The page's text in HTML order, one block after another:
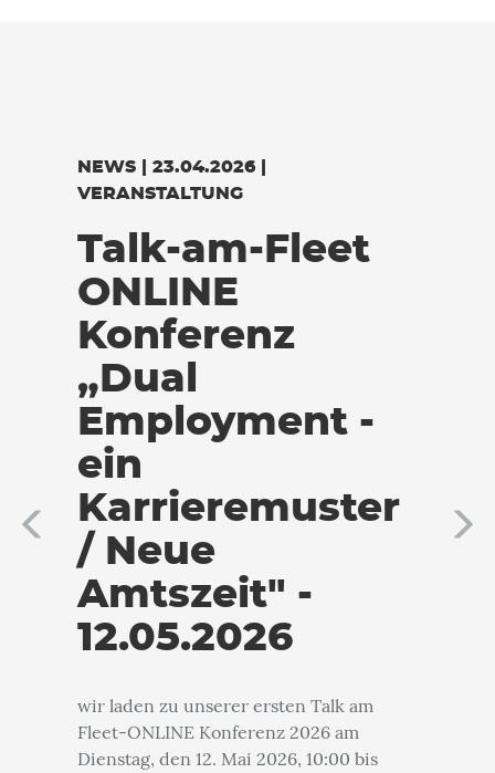
NEWS | 23.04.2026 |
VERANSTALTUNG
Talk-am-Fleet
ONLINE
Konferenz
„Dual
Employment -
ein
Karrieremuster
/ Neue
Amtszeit" -
12.05.2026
wir laden zu unserer ersten Talk am
Fleet-ONLINE Konferenz 2026 am
Dienstag, den 12. Mai 2026, 10:00 bis
Zurück